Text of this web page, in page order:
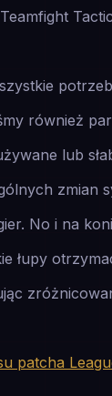
również
lub
zmian
No i na
łupy
patcha